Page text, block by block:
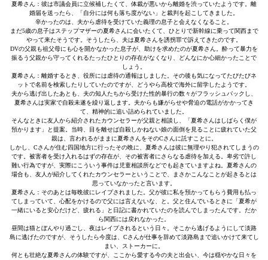
夏希さん：彼は市議会員に立候補したくて、体裁が悪いから離婚を渋っていたようです。離
婚届を送ったら、「自分には何も落ち度がない」と裁判を起こしてきました。
辛かったのは、夫から虐待を受けていた義理の息子と会えなくなること。
まだ5歳の息子はステップマザーの夏希さんに会いたくて、ひとりで新幹線に乗って関西まで
やって来たそうです。そうしたら、夫は夏希さんを誘拐罪で訴えてきたのです。
DVの父親も祖父母にも心を開かなかった息子が、助けを求めたのが夏希さん。酔って暴力を
振るう父親から守ってくれるたったひとりの存在がなくなり、どんなにか心細かったことで
しょう。
夏希さん：離婚するとき、役所には虐待の通報はしました。その後も気になってたびたびネ
ットで名前を検索したりしていたのですが、どうやら高校で海外に留学したようです。
夫から逃げ出したあとも、夫の知人たちから受けた性的暴行の数々がフラッシュバックし、
夏希さんは実家で自殺未遂を繰り返します。夫からも嫌がらせや脅迫の電話がかかってき
て、精神的に追い詰められていました。
そんなときに友人から紹介されたカウンセラーが父親と相談し、「夏希さんはしばらく僕が
預かります」と提案。当時、目を離せば自殺しかねない娘の面倒を見ることに疲れていた父
親は、言われるがままに夏希さんをそのCさんに託すことに。
しかし、Cさんが住む四国地方に行ったその晩に、夏希さんは彼に無理やり犯されてしまうの
です。被害者を受け入れるはずの存在が、その被害者にさらなる虐待を加える。卑劣で許し
難い行為ですが、実際にこういう事件は児童相談所などでも起きていますよね。夏希さんの
場合も、友人が紹介してくれたカウンセラーということで、まさかこんなことが起きるとは
思っていなかったと言います。
夏希さん：そのあとは毎晩彼にレイプされました。父が彼に私を預かってもらう費用も払っ
てしまっていて、心配をかけるので父には言えないな、と。父と住んでいるときに「夏希が
一緒にいると安心だけど、疲れる」と日記に書かれていたのを読んでしまったんです。だか
ら関西には戻れなかった。
昼間は猫とぼんやり過ごし、夜はレイプされるという日々。そこから逃げるようにして淡路
島に逃げたのですが、そうしたら今度は、Cさんが仕事を辞めて淡路島まで追いかけて来てし
まい、ストーカーに。
何とも壮絶な夏希さんの体験ですが、ここから愛する今の夫と出会い、今は穏やかな日々を